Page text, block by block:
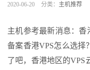
2020-06-20 分类： 主机推荐
主机参考最新消息：香
备案香港VPS怎么选择
了吧，香港地区的VPS